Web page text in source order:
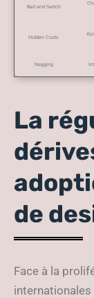
Bait and Switch
Hidden Costs
Nagging
La
de
Face à la